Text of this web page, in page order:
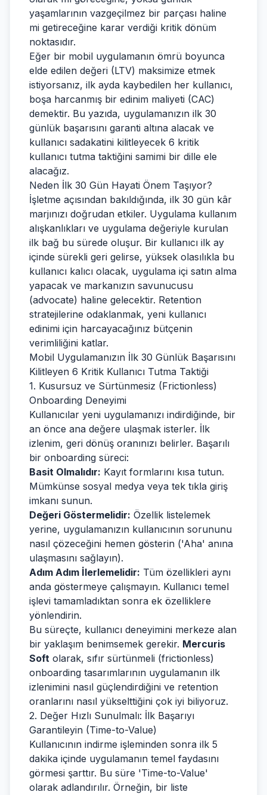
yaşamlarının vazgeçilmez bir parçası haline
mi getireceğine karar verdiği kritik dönüm
noktasıdır.
Eğer bir mobil uygulamanın ömrü boyunca
elde edilen değeri (LTV) maksimize etmek
istiyorsanız, ilk ayda kaybedilen her kullanıcı,
boşa harcanmış bir edinim maliyeti (CAC)
demektir. Bu yazıda, uygulamanızın ilk 30
günlük başarısını garanti altına alacak ve
kullanıcı sadakatini kilitleyecek 6 kritik
kullanıcı tutma taktiğini samimi bir dille ele
alacağız.
Neden İlk 30 Gün Hayati Önem Taşıyor?
İşletme açısından bakıldığında, ilk 30 gün kâr
marjınızı doğrudan etkiler. Uygulama kullanım
alışkanlıkları ve uygulama değeriyle kurulan
ilk bağ bu sürede oluşur. Bir kullanıcı ilk ay
içinde sürekli geri gelirse, yüksek olasılıkla bu
kullanıcı kalıcı olacak, uygulama içi satın alma
yapacak ve markanızın savunucusu
(advocate) haline gelecektir. Retention
stratejilerine odaklanmak, yeni kullanıcı
edinimi için harcayacağınız bütçenin
verimliliğini katlar.
Mobil Uygulamanızın İlk 30 Günlük Başarısını
Kilitleyen 6 Kritik Kullanıcı Tutma Taktiği
1. Kusursuz ve Sürtünmesiz (Frictionless)
Onboarding Deneyimi
Kullanıcılar yeni uygulamanızı indirdiğinde, bir
an önce ana değere ulaşmak isterler. İlk
izlenim, geri dönüş oranınızı belirler. Başarılı
bir onboarding süreci:
Basit Olmalıdır: Kayıt formlarını kısa tutun.
Mümkünse sosyal medya veya tek tıkla giriş
imkanı sunun.
Değeri Göstermelidir: Özellik listelemek
yerine, uygulamanızın kullanıcının sorununu
nasıl çözeceğini hemen gösterin ('Aha' anına
ulaşmasını sağlayın).
Adım Adım İlerlemelidir: Tüm özellikleri aynı
anda göstermeye çalışmayın. Kullanıcı temel
işlevi tamamladıktan sonra ek özelliklere
yönlendirin.
Bu süreçte, kullanıcı deneyimini merkeze alan
bir yaklaşım benimsemek gerekir. Mercuris
Soft olarak, sıfır sürtünmeli (frictionless)
onboarding tasarımlarının uygulamanın ilk
izlenimini nasıl güçlendirdiğini ve retention
oranlarını nasıl yükselttiğini çok iyi biliyoruz.
2. Değer Hızlı Sunulmalı: İlk Başarıyı
Garantileyin (Time-to-Value)
Kullanıcının indirme işleminden sonra ilk 5
dakika içinde uygulamanın temel faydasını
görmesi şarttır. Bu süre 'Time-to-Value'
olarak adlandırılır. Örneğin, bir liste